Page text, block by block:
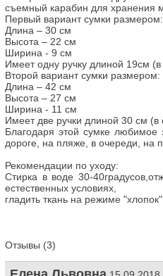
съемный карабин для хранения
Первый вариант сумки размером:
Длина – 30 см
Высота – 22 см
Ширина - 9 см
Имеет одну ручку длиной 19см
Второй вариант сумки размером:
Длина – 42 см
Высота – 27 см
Ширина - 11 см
Имеет две ручки длиной 30 см
Благодаря этой сумке любимое
дороге, на пляже, в очереди, на
Рекомендации по уходу:
Стирка в воде 30-
естественных условиях,
гладить ткань на режиме "хлопок".
Отзывы (3)